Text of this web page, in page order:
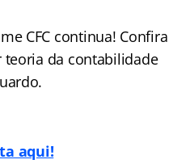
CFC continua! Confira
da contabilidade
aqui!